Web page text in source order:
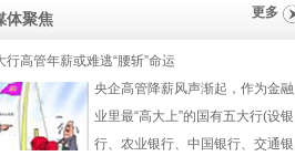
体聚焦 更多
行高管年薪或难逃“腰斩”命运
央企高管降薪风声渐起，作为金融
业里最“高大上”的国有五大行(设银
行、农业银行、中国银行、交通银